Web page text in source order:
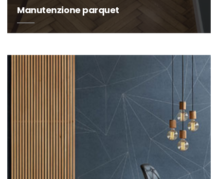
Manutenzione parquet